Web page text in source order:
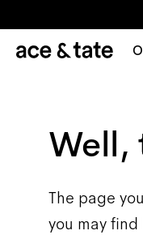
Well,
The page
you may